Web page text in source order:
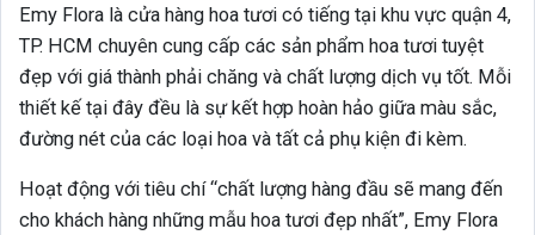
Emy Flora là cửa hàng hoa tươi có tiếng tại khu vực quận 4,
TP. HCM chuyên cung cấp các sản phẩm hoa tươi tuyệt
đẹp với giá thành phải chăng và chất lượng dịch vụ tốt. Mỗi
thiết kế tại đây đều là sự kết hợp hoàn hảo giữa màu sắc,
đường nét của các loại hoa và tất cả phụ kiện đi kèm.
Hoạt động với tiêu chí “chất lượng hàng đầu sẽ mang đến
cho khách hàng những mẫu hoa tươi đẹp nhất”, Emy Flora